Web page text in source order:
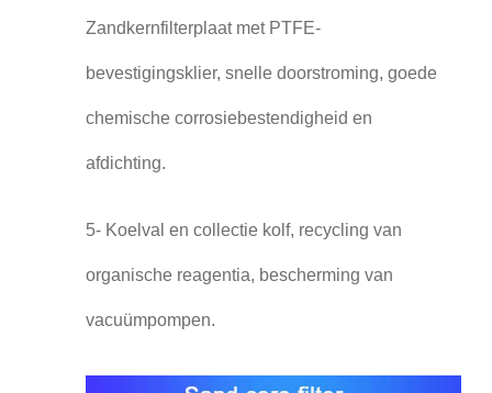
Zandkernfilterplaat met PTFE-
bevestigingsklier, snelle doorstroming, goede
chemische corrosiebestendigheid en
afdichting.
5- Koelval en collectie kolf, recycling van
organische reagentia, bescherming van
vacuümpompen.